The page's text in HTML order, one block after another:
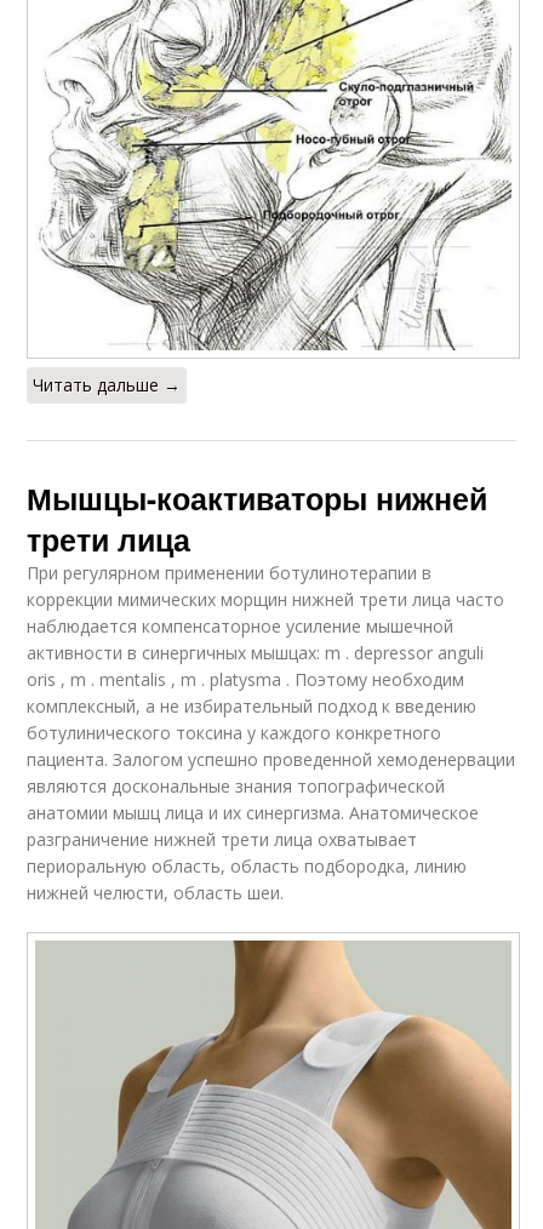
Читать дальше →
Мышцы-коактиваторы нижней
трети лица
При регулярном применении ботулинотерапии в
коррекции мимических морщин нижней трети лица часто
наблюдается компенсаторное усиление мышечной
активности в синергичных мышцах: m . depressor anguli
oris , m . mentalis , m . platysma . Поэтому необходим
комплексный, а не избирательный подход к введению
ботулинического токсина у каждого конкретного
пациента. Залогом успешно проведенной хемоденервации
являются доскональные знания топографической
анатомии мышц лица и их синергизма. Анатомическое
разграничение нижней трети лица охватывает
периоральную область, область подбородка, линию
нижней челюсти, область шеи.